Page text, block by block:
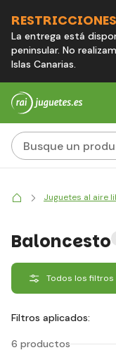
La entrega está
peninsular. No
Islas Canarias.
Juguetes al aire
Baloncesto
Todos los filtros
Filtros aplicados:
6 productos